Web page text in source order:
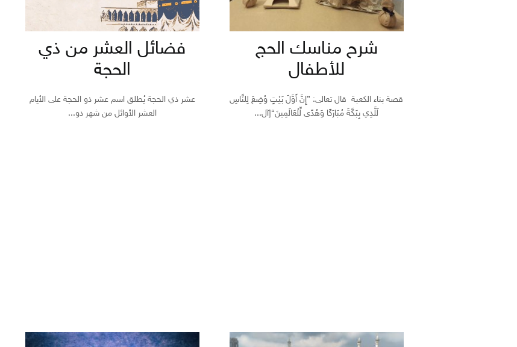
شرح مناسك الحج
للأطفال
قصة بناء الكعبة قال تعالى: {إِنَّ أَوَّلَ بَيْتٍ وُضِعَ لِلنَّاسِ
لَلَّذِي بِبَكَّةَ مُبَارَكًا وَهُدًى لِّلْعَالَمِينَ}[آل...
فضائل العشر من ذي
الحجة
عشر ذي الحجة يُطلق اسم عشر ذو الحجة على الأيام
العشر الأوائل من شهر ذو...